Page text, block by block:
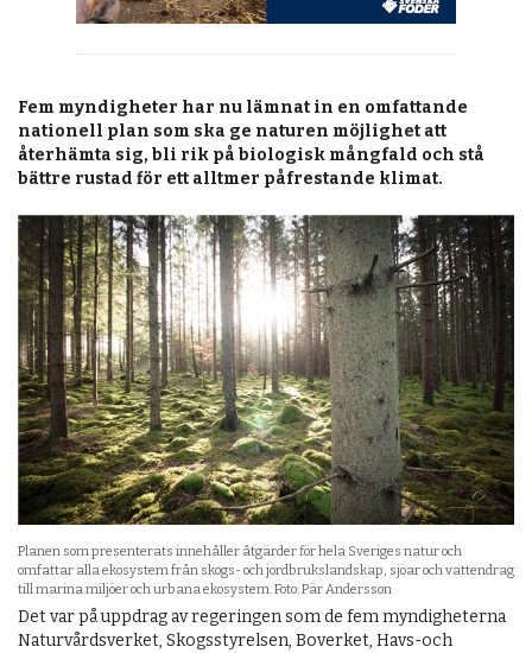
Fem myndigheter har nu lämnat in en omfattande
nationell plan som ska ge naturen möjlighet att
återhämta sig, bli rik på biologisk mångfald och stå
bättre rustad för ett alltmer påfrestande klimat.
Planen som presenterats innehåller åtgärder för hela Sveriges natur och
omfattar alla ekosystem från skogs- och jordbrukslandskap, sjöar och vattendrag
till marina miljöer och urbana ekosystem. Foto: Pär Andersson
Det var på uppdrag av regeringen som de fem myndigheterna
Naturvårdsverket, Skogsstyrelsen, Boverket, Havs-och